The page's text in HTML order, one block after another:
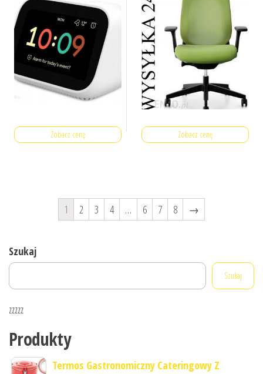
Zobacz cenę Zobacz cenę
1 2 3 4 … 6 7 8 →
Szukaj
Szukaj
zzzzz
Produkty
Termos Gastronomiczny Cateringowy Z